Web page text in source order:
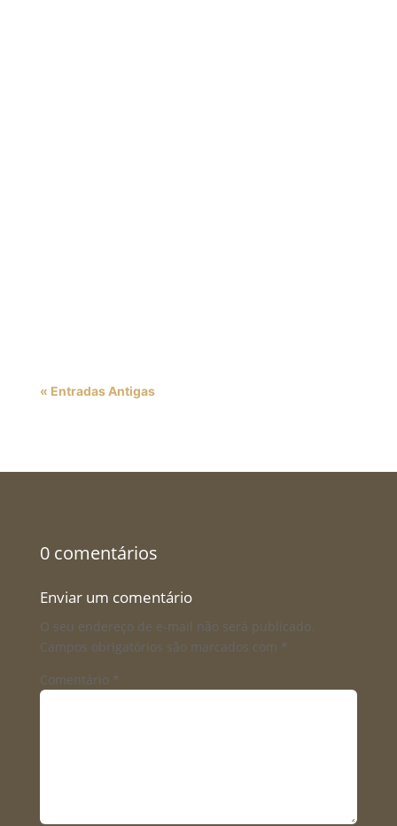
« Entradas Antigas
0 comentários
Enviar um comentário
O seu endereço de e-mail não será publicado.
Campos obrigatórios são marcados com *
Comentário *